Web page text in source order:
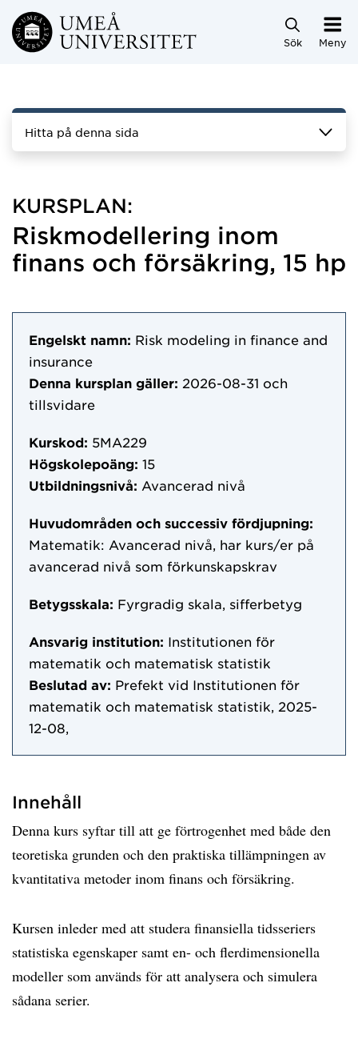
Hoppa direkt till innehållet
Sök Meny
Hitta på denna sida
KURSPLAN:
Riskmodellering inom
finans och försäkring, 15 hp
Engelskt namn: Risk modeling in finance and
insurance
Denna kursplan gäller: 2026-08-31 och
tillsvidare
Kurskod: 5MA229
Högskolepoäng: 15
Utbildningsnivå: Avancerad nivå
Huvudområden och successiv fördjupning:
Matematik: Avancerad nivå, har kurs/er på
avancerad nivå som förkunskapskrav
Betygsskala: Fyrgradig skala, sifferbetyg
Ansvarig institution: Institutionen för
matematik och matematisk statistik
Beslutad av: Prefekt vid Institutionen för
matematik och matematisk statistik, 2025-
12-08,
Innehåll
Denna kurs syftar till att ge förtrogenhet med både den
teoretiska grunden och den praktiska tillämpningen av
kvantitativa metoder inom finans och försäkring.
Kursen inleder med att studera finansiella tidsseriers
statistiska egenskaper samt en- och flerdimensionella
modeller som används för att analysera och simulera
sådana serier.